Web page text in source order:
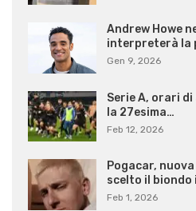
Andrew Howe
interpreterà la
Gen 9, 2026
Serie A, orari
la 27esima…
Feb 12, 2026
Pogacar,
scelto il biondo
Feb 1, 2026